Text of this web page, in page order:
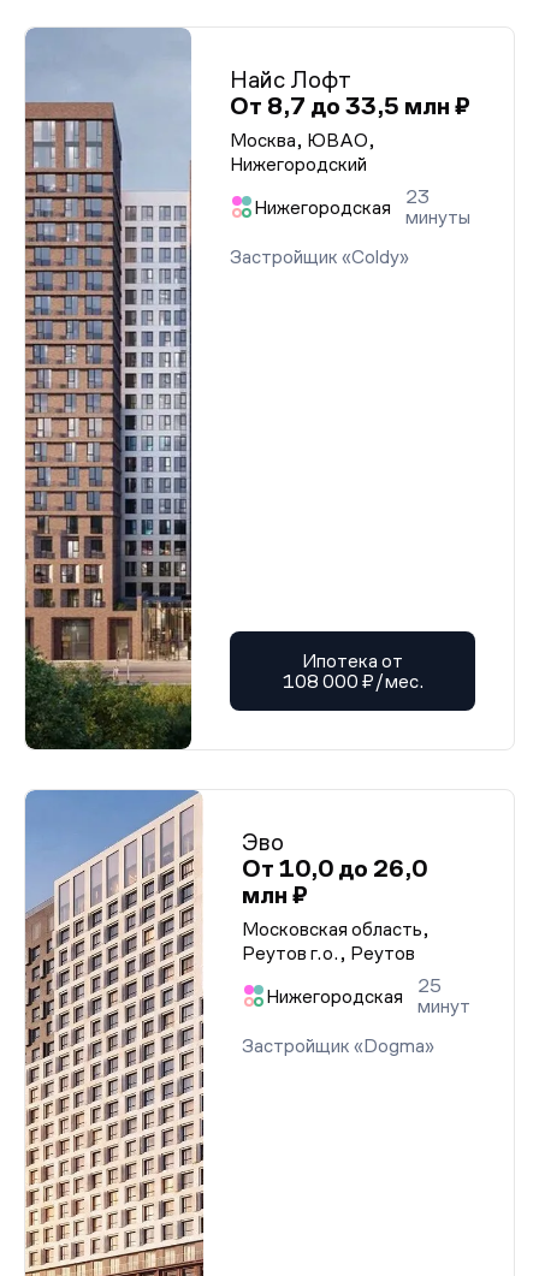
Найс Лофт
От 8,7 до 33,5 млн ₽
Москва, ЮВАО,
Нижегородский
Нижегородская
23
минуты
Застройщик «Coldy»
Ипотека от
108 000 ₽/мес.
Эво
От 10,0 до 26,0
млн ₽
Московская область,
Реутов г.о., Реутов
Нижегородская
25
минут
Застройщик «Dogma»